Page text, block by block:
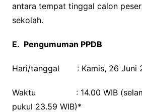
antara tempat tinggal calon
sekolah.
E. Pengumuman PPDB
Hari/tanggal : Kamis, 26 Juni
Waktu : 14.00 WIB
pukul 23.59 WIB)*